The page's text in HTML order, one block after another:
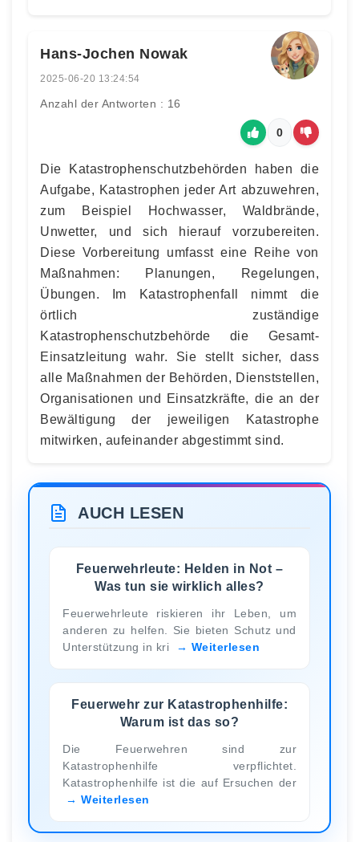
Hans-Jochen Nowak
2025-06-20 13:24:54
Anzahl der Antworten : 16
0
Die Katastrophenschutzbehörden haben die
Aufgabe, Katastrophen jeder Art abzuwehren,
zum Beispiel Hochwasser, Waldbrände,
Unwetter, und sich hierauf vorzubereiten.
Diese Vorbereitung umfasst eine Reihe von
Maßnahmen: Planungen, Regelungen,
Übungen. Im Katastrophenfall nimmt die
örtlich zuständige
Katastrophenschutzbehörde die Gesamt-
Einsatzleitung wahr. Sie stellt sicher, dass
alle Maßnahmen der Behörden, Dienststellen,
Organisationen und Einsatzkräfte, die an der
Bewältigung der jeweiligen Katastrophe
mitwirken, aufeinander abgestimmt sind.
AUCH LESEN
Feuerwehrleute: Helden in Not –
Was tun sie wirklich alles?
Feuerwehrleute riskieren ihr Leben, um
anderen zu helfen. Sie bieten Schutz und
Unterstützung in kri
Weiterlesen
Feuerwehr zur Katastrophenhilfe:
Warum ist das so?
Die Feuerwehren sind zur
Katastrophenhilfe verpflichtet.
Katastrophenhilfe ist die auf Ersuchen der
Weiterlesen